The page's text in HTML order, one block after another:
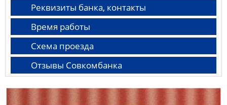
Реквизиты банка, контакты
Время работы
Схема проезда
Отзывы Совкомбанка